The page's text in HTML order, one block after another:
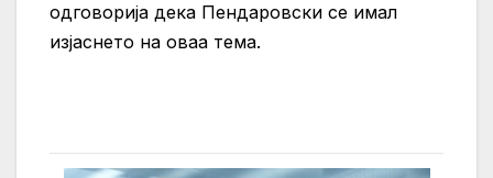
одговорија дека Пендаровски се имал
изјаснето на оваа тема.